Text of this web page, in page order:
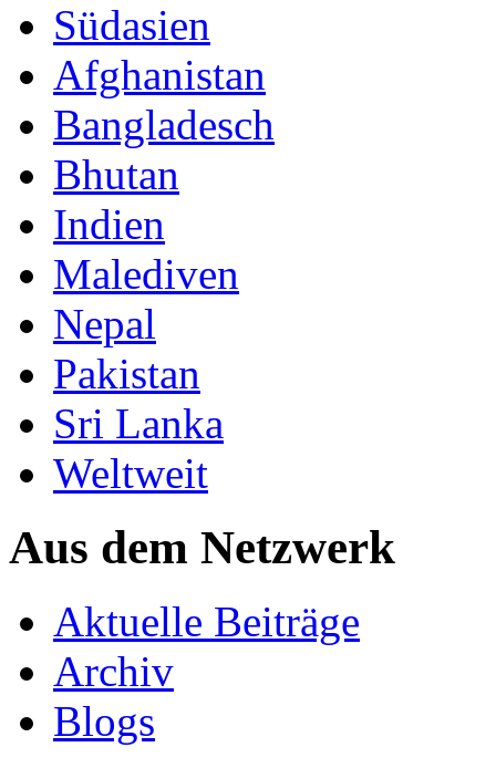
Südasien
Afghanistan
Bangladesch
Bhutan
Indien
Malediven
Nepal
Pakistan
Sri Lanka
Weltweit
Aus dem Netzwerk
Aktuelle Beiträge
Archiv
Blogs